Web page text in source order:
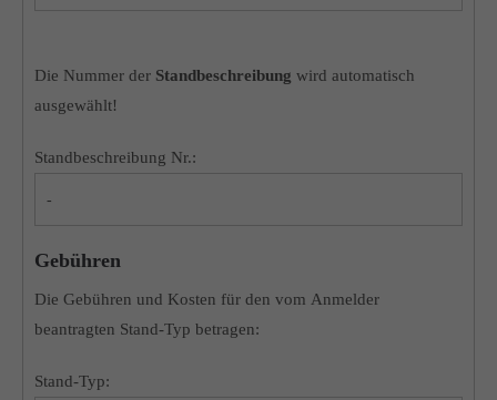
Die Nummer der Standbeschreibung wird automatisch
ausgewählt!
Standbeschreibung Nr.:
Gebühren
Die Gebühren und Kosten für den vom Anmelder
beantragten Stand-Typ betragen:
Stand-Typ: